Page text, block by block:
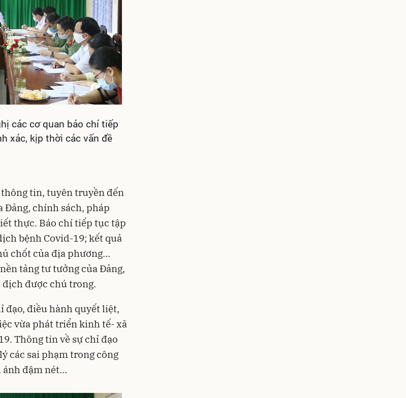
các cơ quan báo chí tiếp
xác, kịp thời các vấn đề
tin, tuyên truyền đến
Đảng, chính sách, pháp
thực. Báo chí tiếp tục tập
bệnh Covid-19; kết quả
chốt của địa phương…
tảng tư tưởng của Đảng,
được chú trong.
đạo, điều hành quyết liệt,
vừa phát triển kinh tế- xã
Thông tin về sự chỉ đạo
các sai phạm trong công
ánh đậm nét…